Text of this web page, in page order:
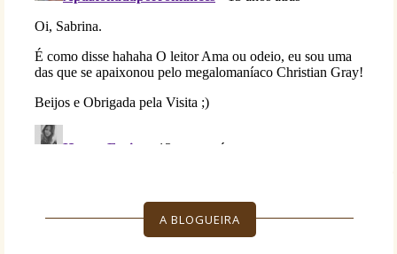
A BLOGUEIRA